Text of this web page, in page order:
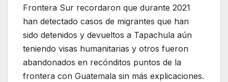
Frontera Sur recordaron que durante 2021
han detectado casos de migrantes que han
sido detenidos y devueltos a Tapachula aún
teniendo visas humanitarias y otros fueron
abandonados en recónditos puntos de la
frontera con Guatemala sin más explicaciones.